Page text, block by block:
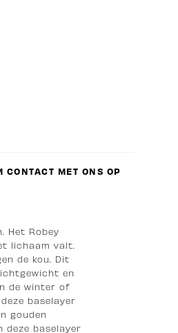
CONTACT MET ONS OP
Het Robey
lichaam valt.
de kou. Dit
en
de winter of
baselayer
gouden
deze baselayer